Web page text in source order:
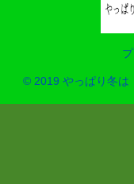
© 2019 やっぱ